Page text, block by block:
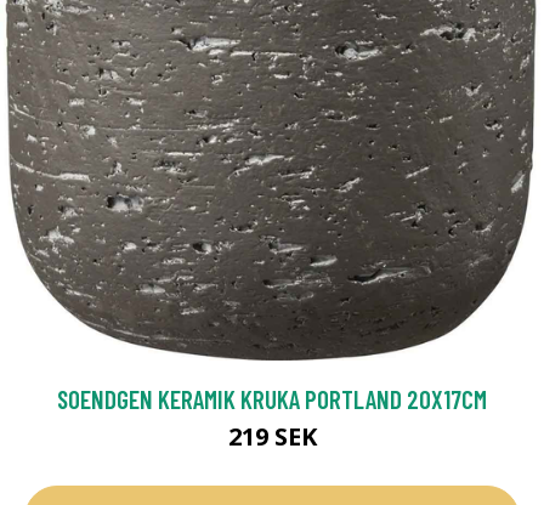
SOENDGEN KERAMIK KRUKA PORTLAND 20X17CM
219 SEK